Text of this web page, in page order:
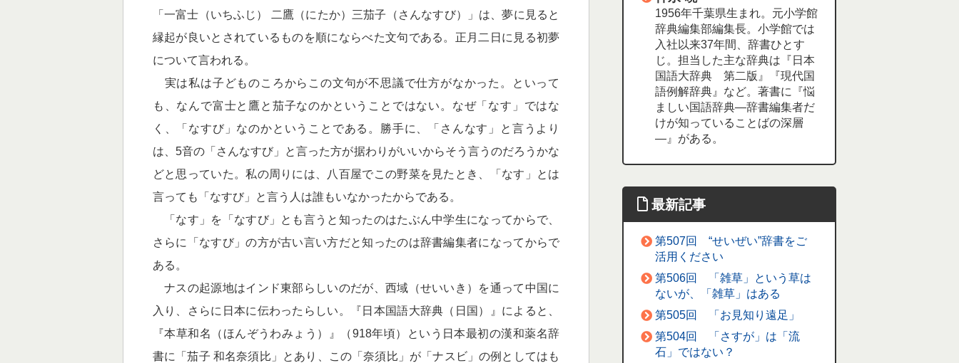
「一富士（いちふじ） 二鷹（にたか）三茄子（さんなすび）」は、夢に見ると
縁起が良いとされているものを順にならべた文句である。正月二日に見る初夢
について言われる。
実は私は子どものころからこの文句が不思議で仕方がなかった。といって
も、なんで富士と鷹と茄子なのかということではない。なぜ「なす」ではな
く、「なすび」なのかということである。勝手に、「さんなす」と言うより
は、5音の「さんなすび」と言った方が据わりがいいからそう言うのだろうかな
どと思っていた。私の周りには、八百屋でこの野菜を見たとき、「なす」とは
言っても「なすび」と言う人は誰もいなかったからである。
「なす」を「なすび」とも言うと知ったのはたぶん中学生になってからで、
さらに「なすび」の方が古い言い方だと知ったのは辞書編集者になってからで
ある。
ナスの起源地はインド東部らしいのだが、西域（せいいき）を通って中国に
入り、さらに日本に伝わったらしい。『日本国語大辞典（日国）』によると、
『本草和名（ほんぞうわみょう）』（918年頃）という日本最初の漢和薬名辞
書に「茄子 和名奈須比」とあり、この「奈須比」が「ナスビ」の例としてはも
1956年千葉県生まれ。元小学館
辞典編集部編集長。小学館では
入社以来37年間、辞書ひとす
じ。担当した主な辞典は『日本
国語大辞典 第二版』『現代国
語例解辞典』など。著書に『悩
ましい国語辞典―辞書編集者だ
けが知っていることばの深層
―』がある。
最新記事
第507回 “せいぜい”辞書をご
活用ください
第506回 「雑草」という草は
ないが、「雑草」はある
第505回 「お見知り遠足」
第504回 「さすが」は「流
石」ではない？